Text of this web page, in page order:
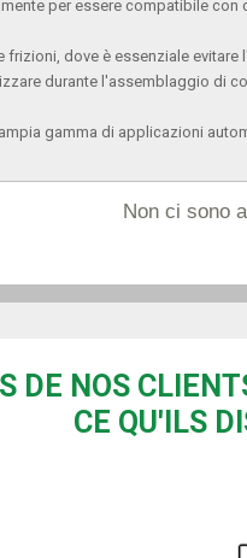
per essere compatibile con
dove è essenziale
durante l'assemblaggio di
gamma di applicazioni
Non ci sono
DE NOS
CE QU'ILS